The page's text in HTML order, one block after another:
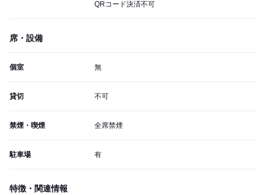
QRコード決済不可
席・設備
個室 無
貸切 不可
禁煙・喫煙 全席禁煙
駐車場 有
特徴・関連情報